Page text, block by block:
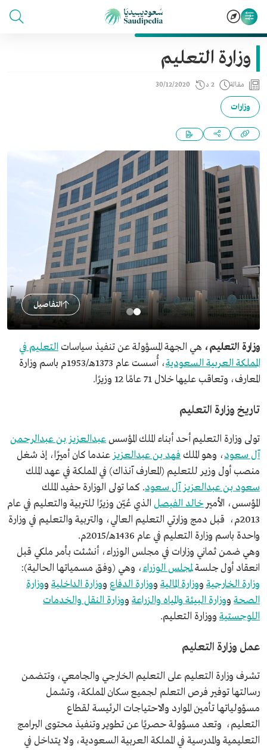
وزارة التعليم
مقالة 2 د 30/12/2020
وزارات
التفاصيل
وزارة التعليم، هي الجهة المسؤولة عن تنفيذ سياسات التعليم في
المملكة العربية السعودية
، أُسست عام 1373هـ/1953م باسم وزارة
المعارف، وتعاقب عليها خلال 71 عامًا 12 وزيرًا.
تاريخ وزارة التعليم
تولى وزارة التعليم أحد أبناء الملك المؤسسعبدالعزيز بن عبدالرحمن
آل سعود، وهو الملك فهد بن عبدالعزيز عندما كان أميرًا، إذ شغل
منصب أول وزير للتعليم (المعارف آنذاك) في المملكة في عهد الملك
سعود بن عبدالعزيز آل سعود. كما تولى الوزارة حفيد الملك
المؤسس، الأمير خالد الفيصل الذي عُيّن وزيرًا للتربية والتعليم في عام
2013م، قبل دمج وزارتي التعليم العالي، والتربية والتعليم في وزارة
واحدة باسم وزارة التعليم في عام 1436هـ/2015م.
وهي ضمن ثماني وزارات في مجلس الوزراء، أنشئت بأمر ملكي قبل
انعقاد أول جلسةلمجلس الوزراء، وهي (وفق مسمياتها الحالية):
وزارة الخارجية ووزارة المالية ووزارة الدفاع ووزارة الداخلية ووزارة
الصحة ووزارة البيئة والمياه والزراعة ووزارة النقل والخدمات
اللوجستية ووزارة التعليم.
عمل وزارة التعليم
تشرف وزارة التعليم على التعليم الخارجي والجامعي، وتتضمن
رسالتها توفير فرص التعلم لجميع سكان المملكة، وتشمل
مسؤولياتها تأمين الموارد والاحتياجات الرئيسة لقطاع
التعليم، وتعد مسؤولة حصريًا عن تطوير وتنفيذ محتوى البرامج
التعليمية والمدرسية في المملكة العربية السعودية، ولا يتداخل في